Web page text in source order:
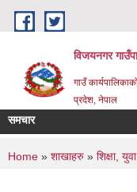
Skip to main content
विजयनगर
गाउँ
प्रदेश, नेपाल
समचार
You are
Home » शाखाहरु » शिक्षा,